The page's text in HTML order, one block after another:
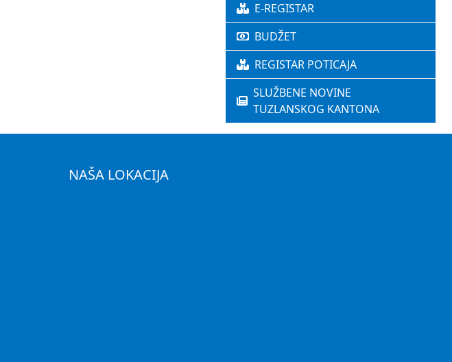
E-REGISTAR
BUDŽET
REGISTAR POTICAJA
SLUŽBENE NOVINE
TUZLANSKOG KANTONA
NAŠA LOKACIJA